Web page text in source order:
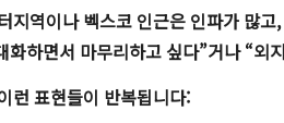
지역이나 벡스코 인근은 인파가 많
화하면서 마무리하고 싶다”거나 “
런 표현들이 반복됩니다: